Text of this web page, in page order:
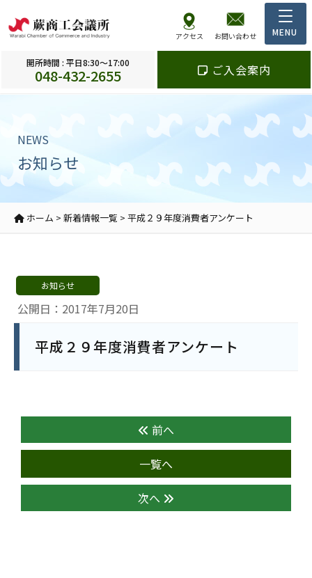
アクセス お問い合わせ
開所時間 : 平日8:30～17:00
048-432-2655 ご入会案内
NEWS
お知らせ
ホーム > 新着情報一覧 > 平成２９年度消費者アンケート
公開日：2017年7月20日
お知らせ
平成２９年度消費者アンケート
前へ
一覧へ
次へ